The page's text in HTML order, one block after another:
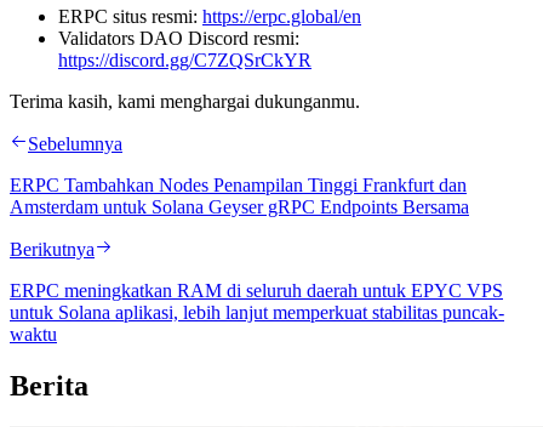
ERPC situs resmi: https://erpc.global/en
Validators DAO Discord resmi:
https://discord.gg/C7ZQSrCkYR
Terima kasih, kami menghargai dukunganmu.
Sebelumnya
ERPC Tambahkan Nodes Penampilan Tinggi Frankfurt dan
Amsterdam untuk Solana Geyser gRPC Endpoints Bersama
Berikutnya
ERPC meningkatkan RAM di seluruh daerah untuk EPYC VPS
untuk Solana aplikasi, lebih lanjut memperkuat stabilitas puncak-
waktu
Berita